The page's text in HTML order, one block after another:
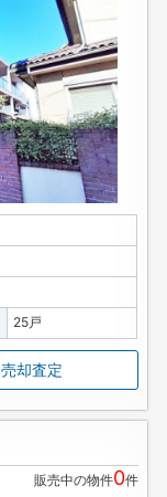
25戸
売却査定
販売中の物件0件